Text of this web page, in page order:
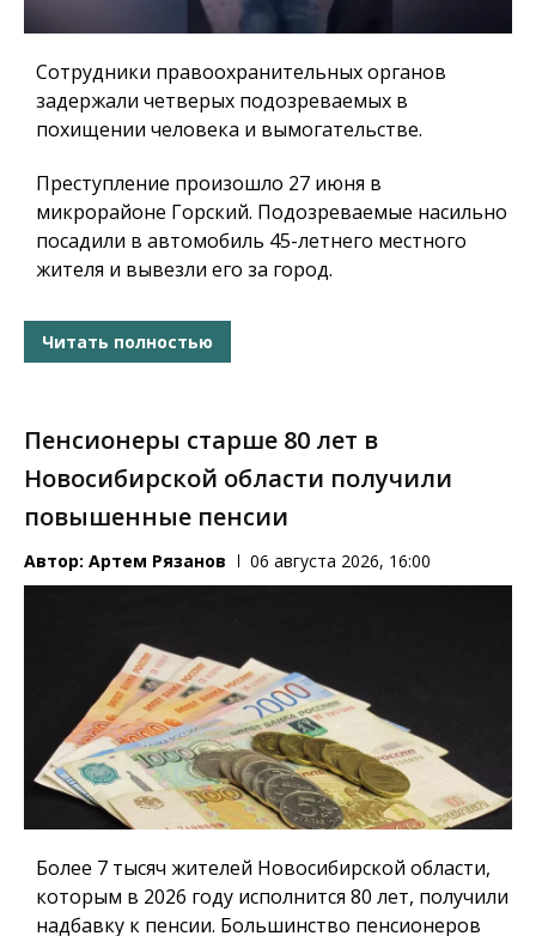
Сотрудники правоохранительных органов
задержали четверых подозреваемых в
похищении человека и вымогательстве.
Преступление произошло 27 июня в
микрорайоне Горский. Подозреваемые насильно
посадили в автомобиль 45-летнего местного
жителя и вывезли его за город.
Читать полностью
Пенсионеры старше 80 лет в
Новосибирской области получили
повышенные пенсии
Автор: Артем Рязанов 06 августа 2026, 16:00
Более 7 тысяч жителей Новосибирской области,
которым в 2026 году исполнится 80 лет, получили
надбавку к пенсии. Большинство пенсионеров